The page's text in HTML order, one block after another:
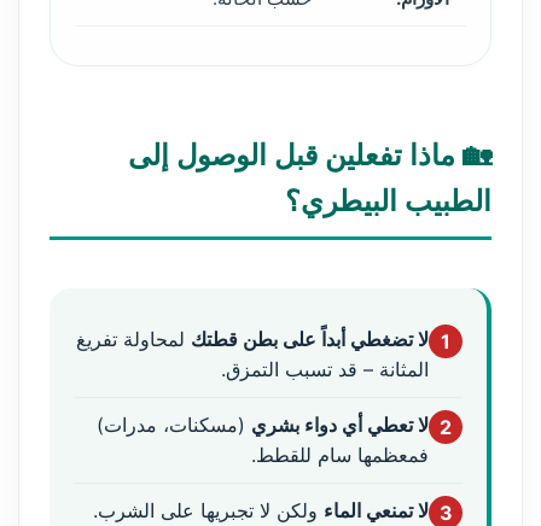
🏡 ماذا تفعلين قبل الوصول إلى
الطبيب البيطري؟
1 لا تضغطي أبداً على بطن قطتك لمحاولة تفريغ
المثانة – قد تسبب التمزق.
2 لا تعطي أي دواء بشري (مسكنات، مدرات)
فمعظمها سام للقطط.
3 لا تمنعي الماء ولكن لا تجبريها على الشرب.